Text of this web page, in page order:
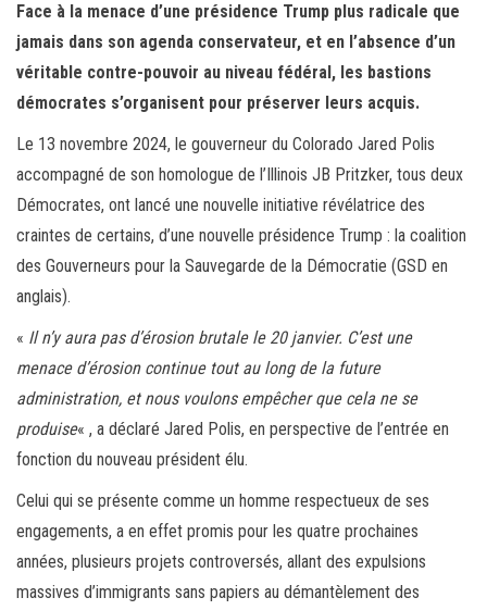
i
o
Face à la menace d’une présidence Trump plus radicale que
jamais dans son agenda conservateur, et en l’absence d’un
véritable contre-pouvoir au niveau fédéral, les bastions
démocrates s’organisent pour préserver leurs acquis.
Le 13 novembre 2024, le gouverneur du Colorado Jared Polis
accompagné de son homologue de l’Illinois JB Pritzker, tous deux
Démocrates, ont lancé une nouvelle initiative révélatrice des
craintes de certains, d’une nouvelle présidence Trump : la coalition
des Gouverneurs pour la Sauvegarde de la Démocratie (GSD en
anglais).
« Il n’y aura pas d’érosion brutale le 20 janvier. C’est une
menace d’érosion continue tout au long de la future
administration, et nous voulons empêcher que cela ne se
produise« , a déclaré Jared Polis, en perspective de l’entrée en
fonction du nouveau président élu.
Celui qui se présente comme un homme respectueux de ses
engagements, a en effet promis pour les quatre prochaines
années, plusieurs projets controversés, allant des expulsions
massives d’immigrants sans papiers au démantèlement des